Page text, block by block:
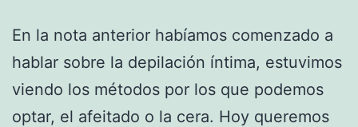
En la nota anterior habíamos comenzado a
hablar sobre la depilación íntima, estuvimos
viendo los métodos por los que podemos
optar, el afeitado o la cera. Hoy queremos